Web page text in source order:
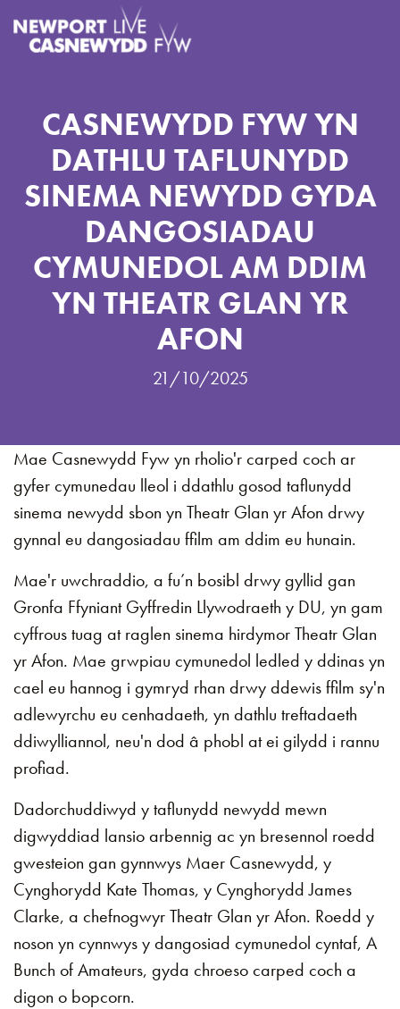
CASNEWYDD FYW YN
DATHLU TAFLUNYDD
SINEMA NEWYDD GYDA
DANGOSIADAU
CYMUNEDOL AM DDIM
YN THEATR GLAN YR
AFON
21/10/2025
Mae Casnewydd Fyw yn rholio'r carped coch ar
gyfer cymunedau lleol i ddathlu gosod taflunydd
sinema newydd sbon yn Theatr Glan yr Afon drwy
gynnal eu dangosiadau ffilm am ddim eu hunain.
Mae'r uwchraddio, a fu’n bosibl drwy gyllid gan
Gronfa Ffyniant Gyffredin Llywodraeth y DU, yn gam
cyffrous tuag at raglen sinema hirdymor Theatr Glan
yr Afon. Mae grwpiau cymunedol ledled y ddinas yn
cael eu hannog i gymryd rhan drwy ddewis ffilm sy'n
adlewyrchu eu cenhadaeth, yn dathlu treftadaeth
ddiwylliannol, neu'n dod â phobl at ei gilydd i rannu
profiad.
Dadorchuddiwyd y taflunydd newydd mewn
digwyddiad lansio arbennig ac yn bresennol roedd
gwesteion gan gynnwys Maer Casnewydd, y
Cynghorydd Kate Thomas, y Cynghorydd James
Clarke, a chefnogwyr Theatr Glan yr Afon. Roedd y
noson yn cynnwys y dangosiad cymunedol cyntaf, A
Bunch of Amateurs, gyda chroeso carped coch a
digon o bopcorn.